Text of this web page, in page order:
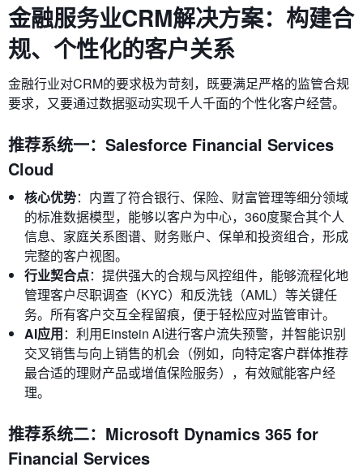
金融服务业CRM解决方案：构建合
规、个性化的客户关系
金融行业对CRM的要求极为苛刻，既要满足严格的监管合规
要求，又要通过数据驱动实现千人千面的个性化客户经营。
推荐系统一：Salesforce Financial Services
Cloud
核心优势：内置了符合银行、保险、财富管理等细分领域
的标准数据模型，能够以客户为中心，360度聚合其个人
信息、家庭关系图谱、财务账户、保单和投资组合，形成
完整的客户视图。
行业契合点：提供强大的合规与风控组件，能够流程化地
管理客户尽职调查（KYC）和反洗钱（AML）等关键任
务。所有客户交互全程留痕，便于轻松应对监管审计。
AI应用：利用Einstein AI进行客户流失预警，并智能识别
交叉销售与向上销售的机会（例如，向特定客户群体推荐
最合适的理财产品或增值保险服务），有效赋能客户经
理。
推荐系统二：Microsoft Dynamics 365 for
Financial Services